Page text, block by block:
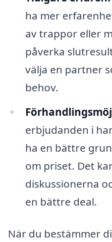
ha mer
av trappor eller
påverka
välja en partner
behov.
erbjudanden i
ha en bättre
om priset. Det
diskussionerna
en bättre deal.
När du bestämmer